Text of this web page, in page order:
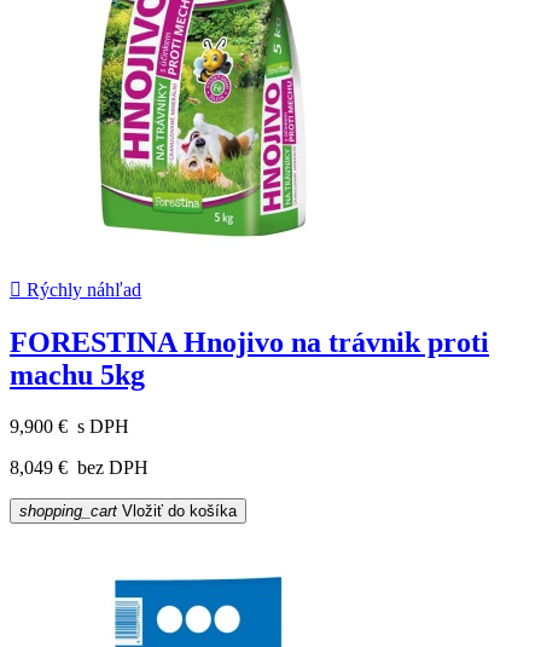
 Rýchly náhľad
FORESTINA Hnojivo na trávnik proti
machu 5kg
9,900 € s DPH
8,049 € bez DPH
shopping_cart Vložiť do košíka